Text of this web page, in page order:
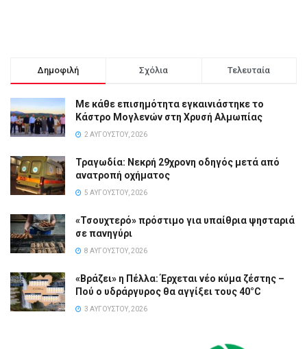
Δημοφιλή Σχόλια Τελευταία
Με κάθε επισημότητα εγκαινιάστηκε το
Κάστρο Μογλενών στη Χρυσή Αλμωπίας
2 ΑΥΓΟΎΣΤΟΥ, 2026
Τραγωδία: Νεκρή 29χρονη οδηγός μετά από
ανατροπή οχήματος
5 ΑΥΓΟΎΣΤΟΥ, 2026
«Τσουχτερό» πρόστιμο για υπαίθρια ψησταριά
σε πανηγύρι
8 ΑΥΓΟΎΣΤΟΥ, 2026
«Βράζει» η Πέλλα: Έρχεται νέο κύμα ζέστης –
Πού ο υδράργυρος θα αγγίξει τους 40°C
3 ΑΥΓΟΎΣΤΟΥ, 2026